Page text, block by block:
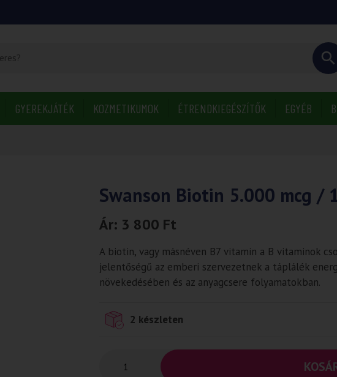
GYEREKJÁTÉK KOZMETIKUMOK ÉTRENDKIEGÉSZÍTŐK EGYÉB
Swanson Biotin 5.000 mcg /
Ár: 3 800 Ft
A biotin, vagy másnéven B7 vitamin a B vitaminok
jelentőségű az emberi szervezetnek a táplálék
növekedésében és az anyagcsere folyamatokban.
2 készleten